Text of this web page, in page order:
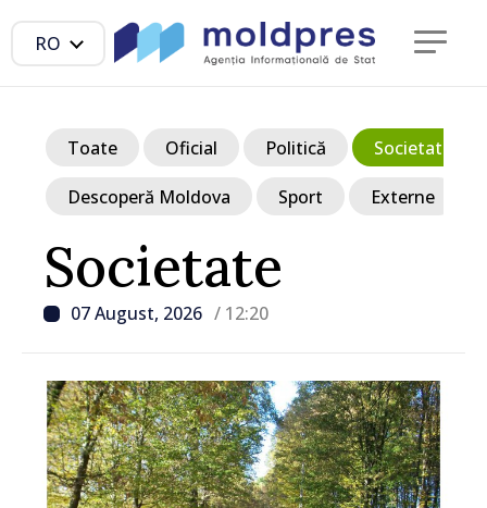
RO
Societate
07 August, 2026 / 12:20
Toate Oficial Politică Societate
Descoperă Moldova Sport Externe